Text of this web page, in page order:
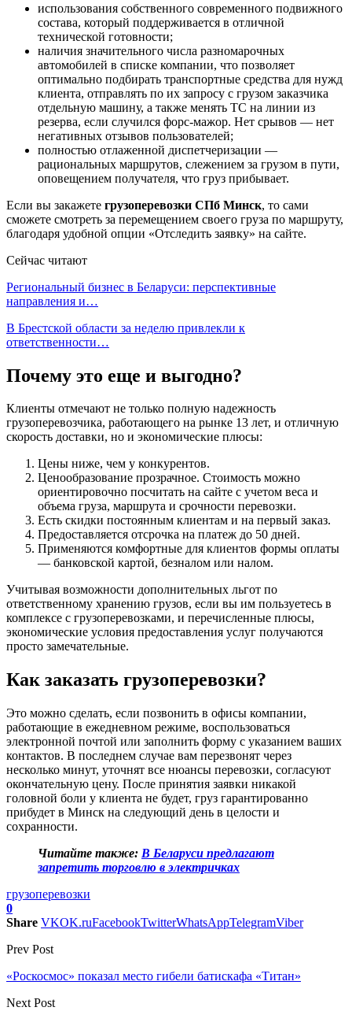
использования собственного современного подвижного
состава, который поддерживается в отличной
технической готовности;
наличия значительного числа разномарочных
автомобилей в списке компании, что позволяет
оптимально подбирать транспортные средства для нужд
клиента, отправлять по их запросу с грузом заказчика
отдельную машину, а также менять ТС на линии из
резерва, если случился форс-мажор. Нет срывов — нет
негативных отзывов пользователей;
полностью отлаженной диспетчеризации —
рациональных маршрутов, слежением за грузом в пути,
оповещением получателя, что груз прибывает.
Если вы закажете грузоперевозки СПб Минск, то сами
сможете смотреть за перемещением своего груза по маршруту,
благодаря удобной опции «Отследить заявку» на сайте.
Сейчас читают
Региональный бизнес в Беларуси: перспективные
направления и…
В Брестской области за неделю привлекли к
ответственности…
Почему это еще и выгодно?
Клиенты отмечают не только полную надежность
грузоперевозчика, работающего на рынке 13 лет, и отличную
скорость доставки, но и экономические плюсы:
Цены ниже, чем у конкурентов.
Ценообразование прозрачное. Стоимость можно
ориентировочно посчитать на сайте с учетом веса и
объема груза, маршрута и срочности перевозки.
Есть скидки постоянным клиентам и на первый заказ.
Предоставляется отсрочка на платеж до 50 дней.
Применяются комфортные для клиентов формы оплаты
— банковской картой, безналом или налом.
Учитывая возможности дополнительных льгот по
ответственному хранению грузов, если вы им пользуетесь в
комплексе с грузоперевозками, и перечисленные плюсы,
экономические условия предоставления услуг получаются
просто замечательные.
Как заказать грузоперевозки?
Это можно сделать, если позвонить в офисы компании,
работающие в ежедневном режиме, воспользоваться
электронной почтой или заполнить форму с указанием ваших
контактов. В последнем случае вам перезвонят через
несколько минут, уточнят все нюансы перевозки, согласуют
окончательную цену. После принятия заявки никакой
головной боли у клиента не будет, груз гарантированно
прибудет в Минск на следующий день в целости и
сохранности.
Читайте также: В Беларуси предлагают
запретить торговлю в электричках
грузоперевозки
0
Share VKOK.ruFacebookTwitterWhatsAppTelegramViber
Prev Post
«Роскосмос» показал место гибели батискафа «Титан»
Next Post